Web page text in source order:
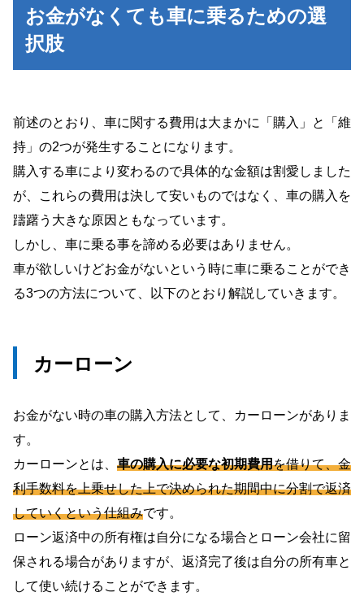
お金がなくても車に乗るための選
択肢
前述のとおり、車に関する費用は大まかに「購入」と「維
持」の2つが発生することになります。
購入する車により変わるので具体的な金額は割愛しました
が、これらの費用は決して安いものではなく、車の購入を
躊躇う大きな原因ともなっています。
しかし、車に乗る事を諦める必要はありません。
車が欲しいけどお金がないという時に車に乗ることができ
る3つの方法について、以下のとおり解説していきます。
カーローン
お金がない時の車の購入方法として、カーローンがありま
す。
カーローンとは、 車の購入に必要な初期費用を借りて、金
利手数料を上乗せした上で決められた期間中に分割で返済
していくという仕組みです。
ローン返済中の所有権は自分になる場合とローン会社に留
保される場合がありますが、返済完了後は自分の所有車と
して使い続けることができます。